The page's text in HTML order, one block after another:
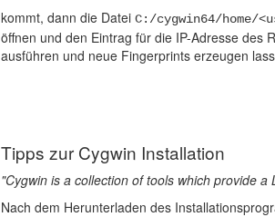
kommt, dann die Datei C:/cygwin64/home/
öffnen und den Eintrag für die IP-Adresse des
ausführen und neue Fingerprints erzeugen
Tipps zur Cygwin Installation
"Cygwin is a collection of tools which provide
Nach dem Herunterladen des